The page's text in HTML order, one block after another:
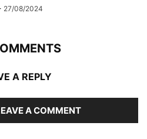
27/08/2024
A REPLY
A COMMENT